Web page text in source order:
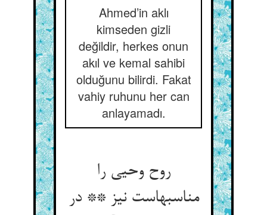
Ahmed’in aklı
kimseden gizli
değildir, herkes onun
akıl ve kemal sahibi
olduğunu bilirdi. Fakat
vahiy ruhunu her can
anlayamadı.
روح وحیی را
مناسبهاست نیز ** در